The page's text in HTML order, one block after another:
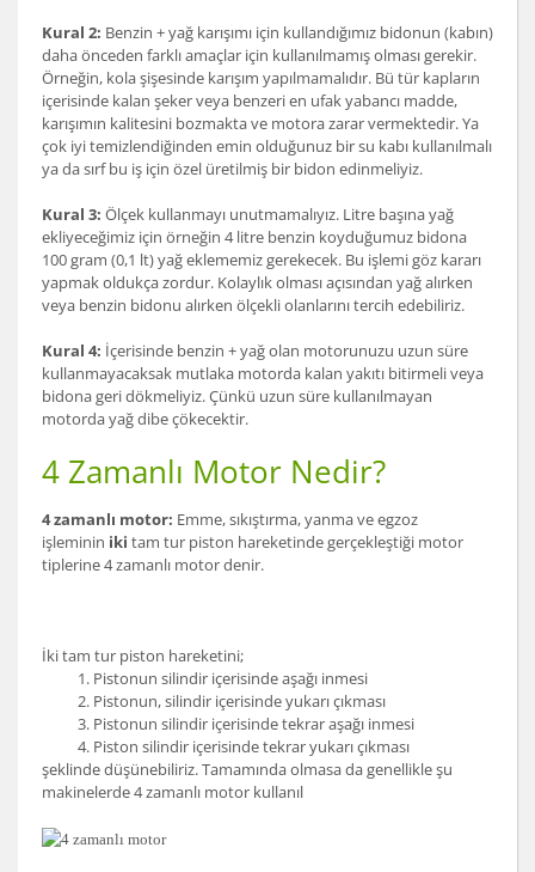
Kural 2: Benzin + yağ karışımı için kullandığımız bidonun (kabın)
daha önceden farklı amaçlar için kullanılmamış olması gerekir.
Örneğin, kola şişesinde karışım yapılmamalıdır. Bü tür kapların
içerisinde kalan şeker veya benzeri en ufak yabancı madde,
karışımın kalitesini bozmakta ve motora zarar vermektedir. Ya
çok iyi temizlendiğinden emin olduğunuz bir su kabı kullanılmalı
ya da sırf bu iş için özel üretilmiş bir bidon edinmeliyiz.
Kural 3: Ölçek kullanmayı unutmamalıyız. Litre başına yağ
ekliyeceğimiz için örneğin 4 litre benzin koyduğumuz bidona
100 gram (0,1 lt) yağ eklememiz gerekecek. Bu işlemi göz kararı
yapmak oldukça zordur. Kolaylık olması açısından yağ alırken
veya benzin bidonu alırken ölçekli olanlarını tercih edebiliriz.
Kural 4: İçerisinde benzin + yağ olan motorunuzu uzun süre
kullanmayacaksak mutlaka motorda kalan yakıtı bitirmeli veya
bidona geri dökmeliyiz. Çünkü uzun süre kullanılmayan
motorda yağ dibe çökecektir.
4 Zamanlı Motor Nedir?
4 zamanlı motor: Emme, sıkıştırma, yanma ve egzoz
işleminin iki tam tur piston hareketinde gerçekleştiği motor
tiplerine 4 zamanlı motor denir.
İki tam tur piston hareketini;
1. Pistonun silindir içerisinde aşağı inmesi
2. Pistonun, silindir içerisinde yukarı çıkması
3. Pistonun silindir içerisinde tekrar aşağı inmesi
4. Piston silindir içerisinde tekrar yukarı çıkması
şeklinde düşünebiliriz. Tamamında olmasa da genellikle şu
makinelerde 4 zamanlı motor kullanıl